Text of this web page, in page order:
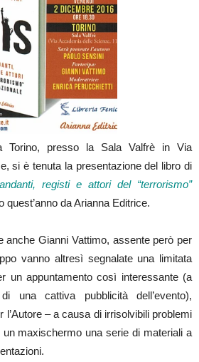
Torino, presso la Sala Valfrè in Via
si è tenuta la presentazione del libro di
registi e attori del “terrorismo”
quest’anno da Arianna Editrice.
anche Gianni Vattimo, assente però per
vanno altresì segnalate una limitata
un appuntamento così interessante (a
una cattiva pubblicità dell’evento),
l’Autore – a causa di irrisolvibili problemi
maxischermo una serie di materiali a